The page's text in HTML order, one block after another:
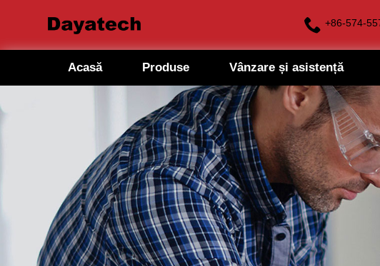
+86-574-
Acasă Produse Vânzare și asistență